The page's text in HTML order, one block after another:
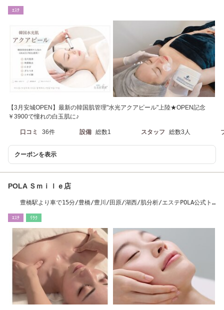
ｴｽﾃ
【3月安城OPEN】最新の韓国肌管理"水光アクアピール"上陸★OPEN記念
￥3900で憧れの白玉肌に♪
口コミ 36件 設備 総数1 スタッフ 総数3人
クーポンを表示
POLA Ｓｍｉｌｅ店
豊橋駅より車で15分/豊橋/豊川/田原/湖西/肌分析/エステPOLA公式ト
ｴｽﾃ ﾘﾗｸ